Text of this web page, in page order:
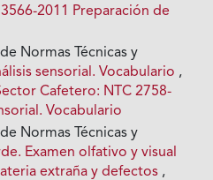
2011 Preparación de
Normas Técnicas y
sensorial. Vocabulario ,
Cafetero: NTC 2758-
Vocabulario
Normas Técnicas y
Examen olfativo y visual
extraña y defectos ,